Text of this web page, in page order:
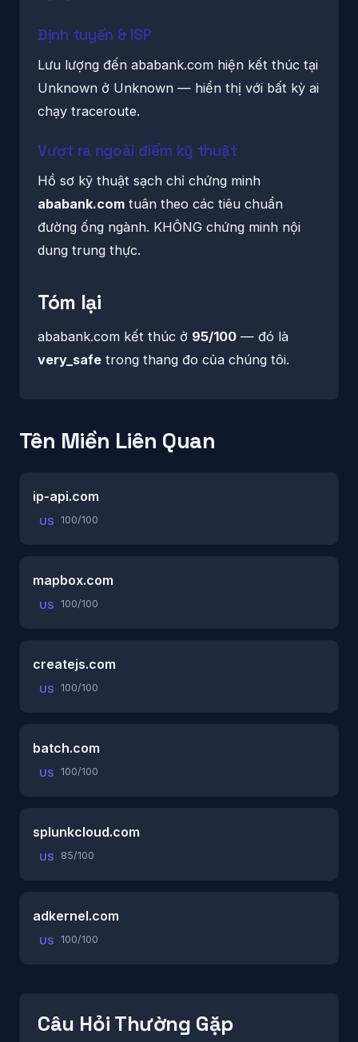
Định tuyến & ISP
Lưu lượng đến ababank.com hiện kết thúc tại
Unknown ở Unknown — hiển thị với bất kỳ ai
chạy traceroute.
Vượt ra ngoài điểm kỹ thuật
Hồ sơ kỹ thuật sạch chỉ chứng minh
ababank.com tuân theo các tiêu chuẩn
đường ống ngành. KHÔNG chứng minh nội
dung trung thực.
Tóm lại
ababank.com kết thúc ở 95/100 — đó là
very_safe trong thang đo của chúng tôi.
Tên Miền Liên Quan
ip-api.com
US 100/100
mapbox.com
US 100/100
createjs.com
US 100/100
batch.com
US 100/100
splunkcloud.com
US 85/100
adkernel.com
US 100/100
Câu Hỏi Thường Gặp